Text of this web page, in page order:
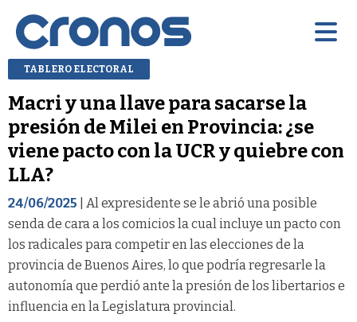
TABLERO ELECTORAL
Macri y una llave para sacarse la
presión de Milei en Provincia: ¿se
viene pacto con la UCR y quiebre con
LLA?
24/06/2025 | Al expresidente se le abrió una posible
senda de cara a los comicios la cual incluye un pacto con
los radicales para competir en las elecciones de la
provincia de Buenos Aires, lo que podría regresarle la
autonomía que perdió ante la presión de los libertarios e
influencia en la Legislatura provincial.